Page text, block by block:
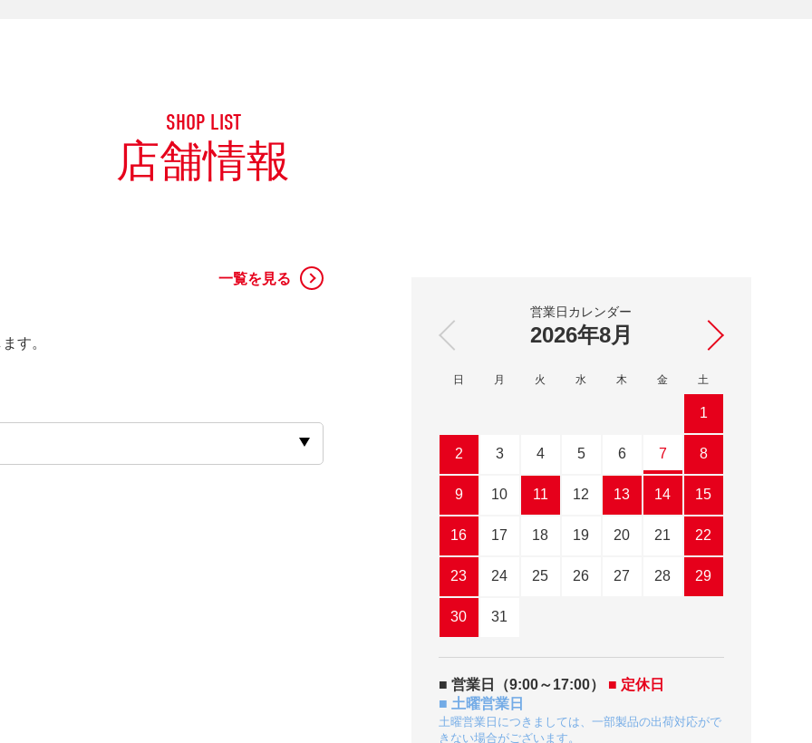
SHOP LIST
店舗情報
一覧を見る
す。
営業日カレンダー
2026年8月
日 月 火 水 木 金 土
1
2 3 4 5 6 7 8
9 10 11 12 13 14 15
16 17 18 19 20 21 22
23 24 25 26 27 28 29
30 31
■ 営業日（9:00～17:00）
■ 定休日
■ 土曜営業日
土曜営業日につきましては、一部製品の出荷対応がで
きない場合がございます。